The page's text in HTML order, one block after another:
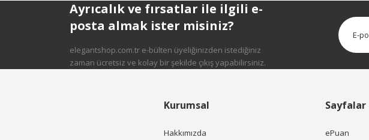
Ayrıcalık ve fırsatlar ile ilgili e-
posta almak ister misiniz?
elegantshop.com.tr e-bülten üyeliğinizden istediğiniz
zaman ücretsiz ve kolay bir şekilde çıkış yapabilirsiniz.
Kurumsal
Hakkımızda
Sayfalar
ePuan